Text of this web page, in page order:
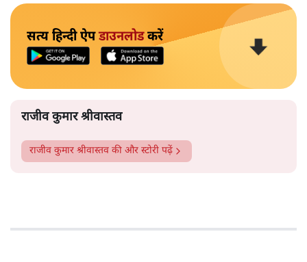
सत्य हिन्दी ऐपडाउनलोडकरें
राजीव कुमार श्रीवास्तव
राजीव कुमार श्रीवास्तव की और स्टोरी पढ़ें